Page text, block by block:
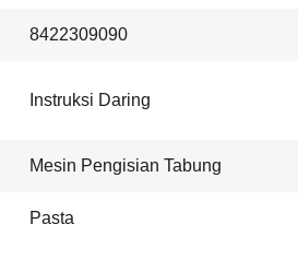
8422309090
Instruksi Daring
Mesin Pengisian Tabung
Pasta